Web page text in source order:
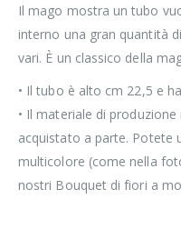
Il mago mostra un tubo
interno una gran quantità
vari. È un classico della
• Il tubo è alto cm 22,5 e
• Il materiale di
acquistato a parte. Potete
multicolore (come nella
nostri Bouquet di fiori a